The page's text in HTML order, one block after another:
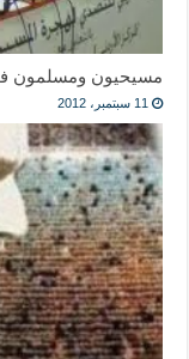
مسيحيون ومسلمون
11 سبتمبر، 2012